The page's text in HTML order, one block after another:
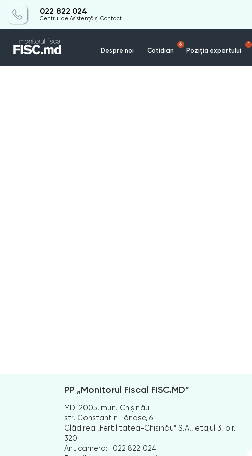
022 822 024
Centrul de Asistență și Contact
Despre noi Cotidian
6
Poziția expertului
1
PP „Monitorul Fiscal FISC.MD”
MD-2005, mun. Chișinău
str. Constantin Tănase, 6
Clădirea „Fertilitatea-Chișinău” S.A., etajul 3, bir.
320
Anticamera:
022 822 024